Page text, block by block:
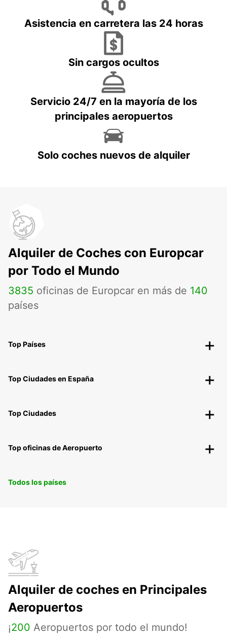
Asistencia en carretera las 24 horas
Sin cargos ocultos
Servicio 24/7 en la mayoría de los
principales aeropuertos
Solo coches nuevos de alquiler
Alquiler de Coches con Europcar
por Todo el Mundo
3835 oficinas de Europcar en más de 140
países
Top Países
Top Ciudades en España
Top Ciudades
Top oficinas de Aeropuerto
Todos los países
Alquiler de coches en Principales
Aeropuertos
¡200 Aeropuertos por todo el mundo!